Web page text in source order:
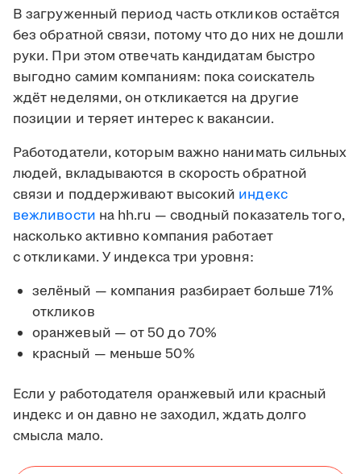
В загруженный период часть откликов остаётся
без обратной связи, потому что до них не дошли
руки. При этом отвечать кандидатам быстро
выгодно самим компаниям: пока соискатель
ждёт неделями, он откликается на другие
позиции и теряет интерес к вакансии.
Работодатели, которым важно нанимать сильных
людей, вкладываются в скорость обратной
связи и поддерживают высокий индекс
вежливости на hh.ru — сводный показатель того,
насколько активно компания работает
с откликами. У индекса три уровня:
зелёный — компания разбирает больше 71%
откликов
оранжевый — от 50 до 70%
красный — меньше 50%
Если у работодателя оранжевый или красный
индекс и он давно не заходил, ждать долго
смысла мало.